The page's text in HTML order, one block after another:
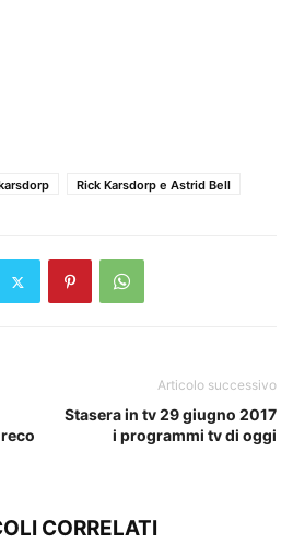
Rick Karsdorp e Astrid Bell
Articolo successivo
Stasera in tv 29 giugno 2017
i programmi tv di oggi
CORRELATI